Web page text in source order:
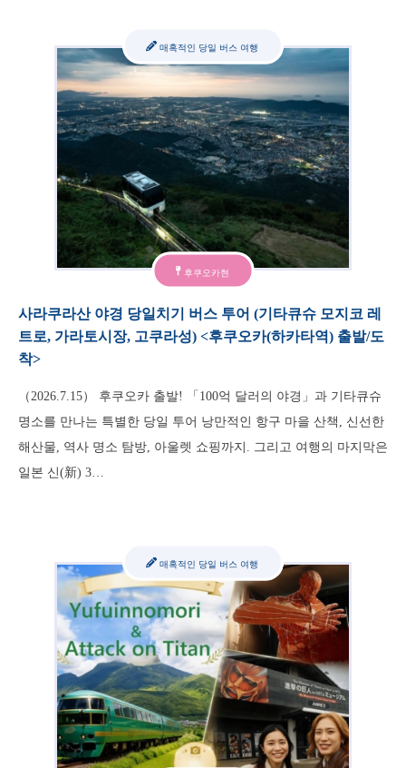
후쿠오카현
매혹적인 당일 버스 여행
사라쿠라산 야경 당일치기 버스 투어 (기타큐슈 모지코 레
트로, 가라토시장, 고쿠라성) <후쿠오카(하카타역) 출발/도
착>
（2026.7.15） 후쿠오카 출발! 「100억 달러의 야경」과 기타큐슈
명소를 만나는 특별한 당일 투어 낭만적인 항구 마을 산책, 신선한
해산물, 역사 명소 탐방, 아울렛 쇼핑까지. 그리고 여행의 마지막은
일본 신(新) 3…
매혹적인 당일 버스 여행